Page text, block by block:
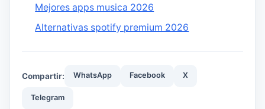
Mejores apps musica 2026
Alternativas spotify premium 2026
Compartir: WhatsApp Facebook X
Telegram